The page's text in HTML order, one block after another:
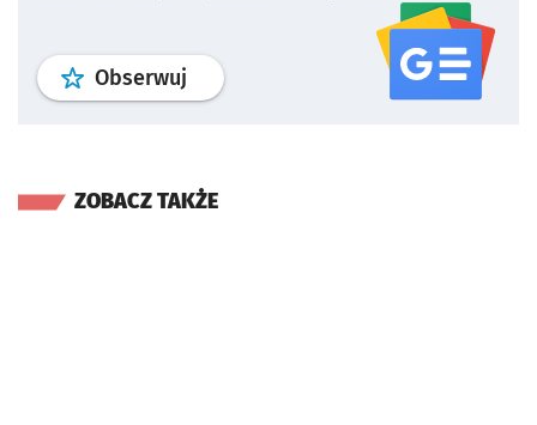
Obserwuj profil serwisu
ZOBACZ TAKŻE